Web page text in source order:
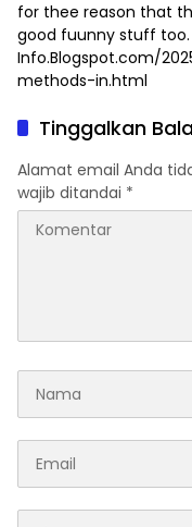
for thee reason that
good fuunny stuff too.
Info.Blogspot.com/
methods-in.html
Tinggalkan
Alamat email Anda
wajib ditandai *